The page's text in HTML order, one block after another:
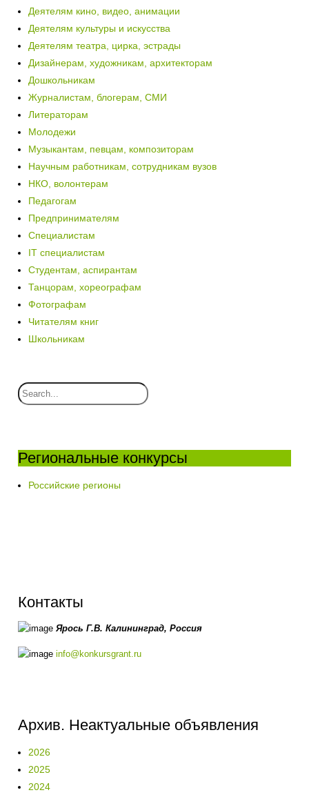
Деятелям кино, видео, анимации
Деятелям культуры и искусства
Деятелям театра, цирка, эстрады
Дизайнерам, художникам, архитекторам
Дошкольникам
Журналистам, блогерам, СМИ
Литераторам
Молодежи
Музыкантам, певцам, композиторам
Научным работникам, сотрудникам вузов
НКО, волонтерам
Педагогам
Предпринимателям
Специалистам
IT специалистам
Студентам, аспирантам
Танцорам, хореографам
Фотографам
Читателям книг
Школьникам
Региональные конкурсы
Российские регионы
Контакты
Ярось Г.В.Калининград,Россия
info@konkursgrant.ru
Архив. Неактуальные объявления
2026
2025
2024